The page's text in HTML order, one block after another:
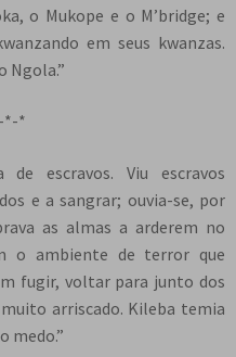
o Mukope e o M’bridge; e
em seus kwanzas.
Ngola.”
*-*
escravos. Viu escravos
e a sangrar; ouvia-se, por
as almas a arderem no
o ambiente de terror que
fugir, voltar para junto dos
arriscado. Kileba temia
medo.”